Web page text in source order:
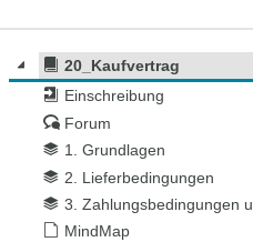
20_Kaufvertrag
Einschreibung
Forum
1. Grundlagen
2. Lieferbedingungen
3. Zahlungsbedingungen
MindMap